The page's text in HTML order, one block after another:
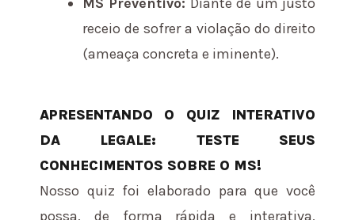
receio de sofrer a violação do direito
(ameaça concreta e iminente).
APRESENTANDO O QUIZ INTERATIVO
DA LEGALE: TESTE SEUS
CONHECIMENTOS SOBRE O MS!
Nosso quiz foi elaborado para que você
possa, de forma rápida e interativa,